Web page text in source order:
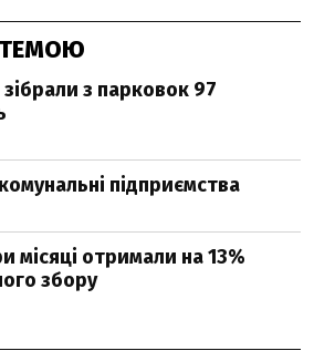
ТЕМОЮ
з парковок 97
підприємства
місяці отримали на 13%
збору